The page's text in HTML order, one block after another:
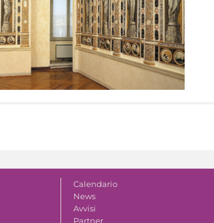
Calendario
News
Avvisi
Partner